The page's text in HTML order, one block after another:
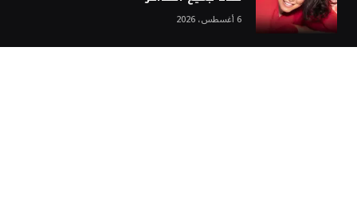
6 أغسطس، 2026